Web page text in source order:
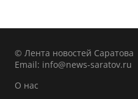
© Лента новостей Саратова
Email: info@news-saratov.ru
О нас